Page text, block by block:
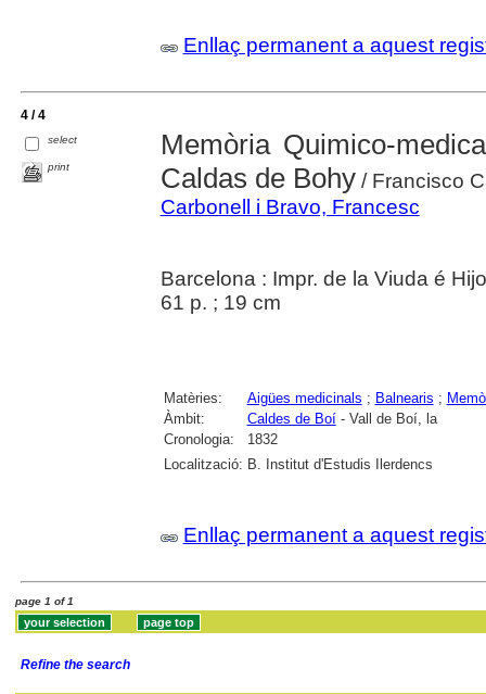
Enllaç permanent a aquest
4 / 4
select
print
Memòria Quimico-
Caldas de Bohy/ Francisco
Carbonell i Bravo, Francesc
Barcelona : Impr. de la Viuda é
61 p. ; 19 cm
Matèries: Aigües medicinals ; Balnearis ;
Àmbit:
Caldes de Boí- Vall de Boí, la
Cronologia:
1832
Localització: B. Institut d'Estudis Ilerdencs
Enllaç permanent a aquest
page 1 of 1
Refine the search